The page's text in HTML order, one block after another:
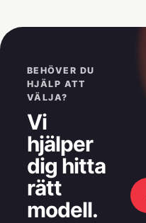
BEHÖVER DU
HJÄLP ATT
VÄLJA?
Vi
hjälper
dig hitta
rätt
modell.